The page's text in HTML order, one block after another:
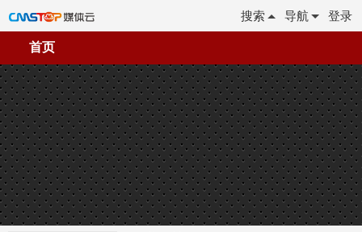
登录
导航
搜索
首页